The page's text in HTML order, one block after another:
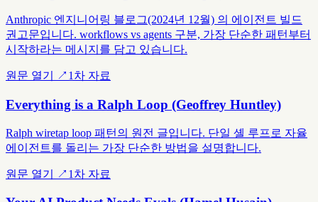
Anthropic 엔지니어링 블로그(2024년 12월) 의 에이전트 빌드
권고문입니다. workflows vs agents 구분, 가장 단순한 패턴부터
시작하라는 메시지를 담고 있습니다.
원문 열기 ↗ 1차 자료
Everything is a Ralph Loop (Geoffrey Huntley)
Ralph wiretap loop 패턴의 원전 글입니다. 단일 셸 루프로 자율
에이전트를 돌리는 가장 단순한 방법을 설명합니다.
원문 열기 ↗ 1차 자료